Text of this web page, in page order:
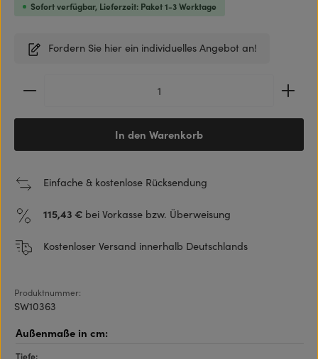
Sofort verfügbar, Lieferzeit: Paket 1-3 Werktage
Fordern Sie hier ein individuelles Angebot an!
Produkt Anzahl: Gib den gewünschten Wert ein
In den Warenkorb
Einfache & kostenlose Rücksendung
115,43 € bei Vorkasse bzw. Überweisung
Kostenloser Versand innerhalb Deutschlands
Produktnummer:
SW10363
Tiefe: